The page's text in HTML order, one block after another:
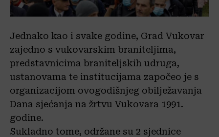
Jednako kao i svake godine, Grad Vukovar
zajedno s vukovarskim braniteljima,
predstavnicima braniteljskih udruga,
ustanovama te institucijama započeo je s
organizacijom ovogodišnjeg obilježavanja
Dana sjećanja na žrtvu Vukovara 1991.
godine.
Sukladno tome, održane su 2 sjednice